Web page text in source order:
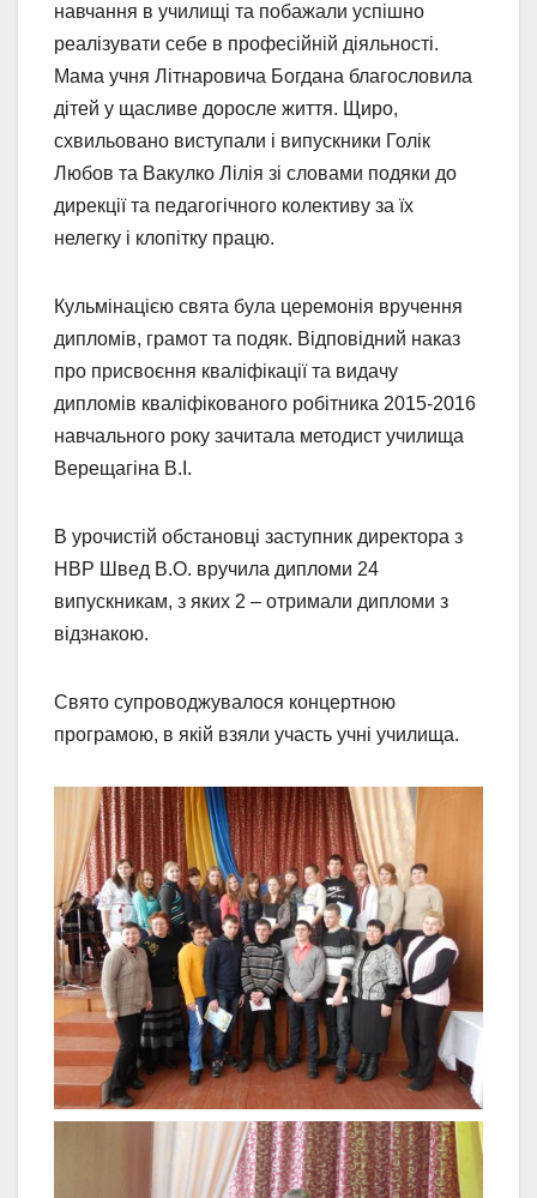
навчання в училищі та побажали успішно
реалізувати себе в професійній діяльності.
Мама учня Літнаровича Богдана благословила
дітей у щасливе доросле життя. Щиро,
схвильовано виступали і випускники Голік
Любов та Вакулко Лілія зі словами подяки до
дирекції та педагогічного колективу за їх
нелегку і клопітку працю.
Кульмінацією свята була церемонія вручення
дипломів, грамот та подяк. Відповідний наказ
про присвоєння кваліфікації та видачу
дипломів кваліфікованого робітника 2015-2016
навчального року зачитала методист училища
Верещагіна В.І.
В урочистій обстановці заступник директора з
НВР Швед В.О. вручила дипломи 24
випускникам, з яких 2 – отримали дипломи з
відзнакою.
Свято супроводжувалося концертною
програмою, в якій взяли участь учні училища.